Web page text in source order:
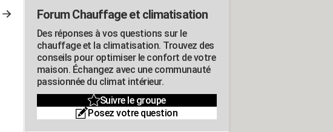
Forum Chauffage et climatisation
Des réponses à vos questions sur le
chauffage et la climatisation. Trouvez des
conseils pour optimiser le confort de votre
maison. Échangez avec une communauté
passionnée du climat intérieur.
Suivre le groupe
Posez votre question